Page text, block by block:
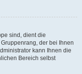
sind, dient die
der bei Ihnen
kann Ihnen die
Bereich selbst